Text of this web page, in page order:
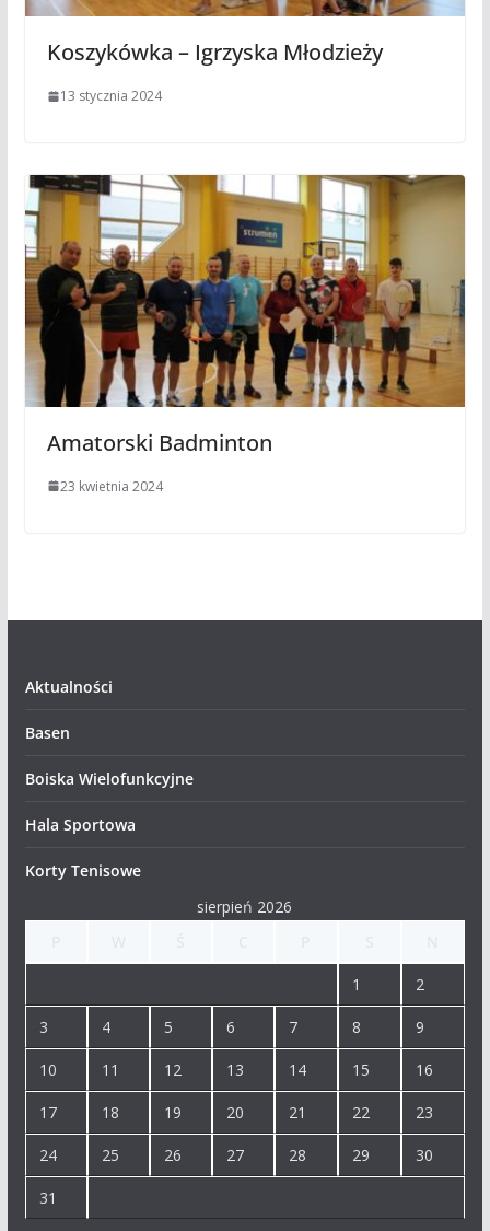
Koszykówka – Igrzyska Młodzieży
13 stycznia 2024
Amatorski Badminton
23 kwietnia 2024
Aktualności
Basen
Boiska Wielofunkcyjne
Hala Sportowa
Korty Tenisowe
sierpień 2026
1 2
3 4 5 6 7 8 9
10 11 12 13 14 15 16
17 18 19 20 21 22 23
24 25 26 27 28 29 30
31